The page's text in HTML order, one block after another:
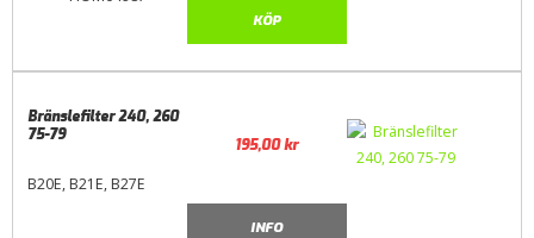
KÖP
Bränslefilter 240, 260
75-79
B20E, B21E, B27E
195,00kr
INFO